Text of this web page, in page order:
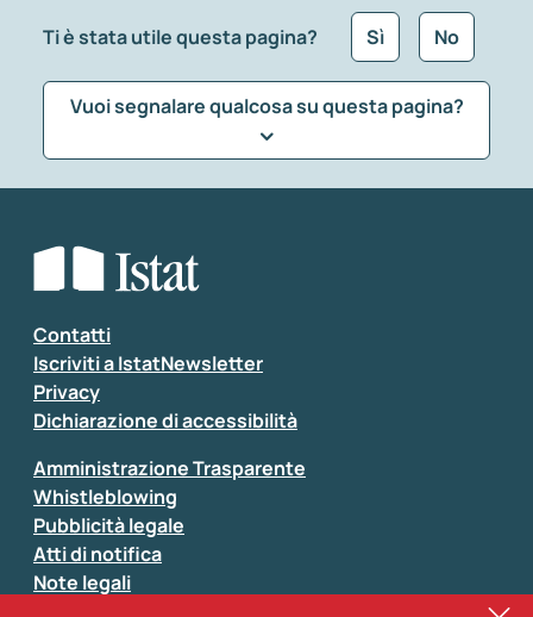
Ti è stata utile questa pagina? Sì No
Vuoi segnalare qualcosa su questa pagina?
Seleziona la tipologia della segnalazione
Inserisci il tuo commento
Contatti
Iscriviti a IstatNewsletter
Privacy
Dichiarazione di accessibilità
Amministrazione Trasparente
Whistleblowing
Pubblicità legale
Atti di notifica
Note legali